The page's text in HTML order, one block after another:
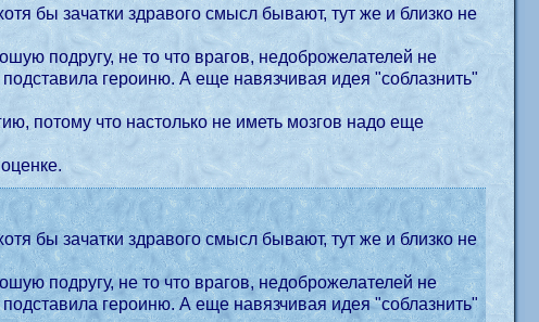
бы зачатки здравого смысл бывают, тут же и близко не
подругу, не то что врагов, недоброжелателей не
героиню. А еще навязчивая идея "соблазнить"
потому что настолько не иметь мозгов надо еще
бы зачатки здравого смысл бывают, тут же и близко не
подругу, не то что врагов, недоброжелателей не
героиню. А еще навязчивая идея "соблазнить"